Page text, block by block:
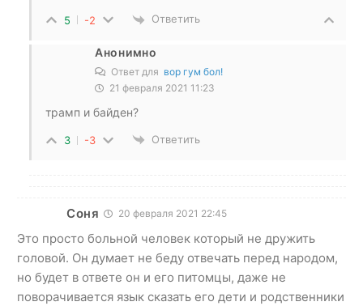
5 -2 Ответить
Анонимно
Ответ для вор гум бол!
21 февраля 2021 11:23
трамп и байден?
3 -3 Ответить
Соня 20 февраля 2021 22:45
Это просто больной человек который не дружить
головой. Он думает не беду отвечать перед народом,
но будет в ответе он и его питомцы, даже не
поворачивается язык сказать его дети и родственники